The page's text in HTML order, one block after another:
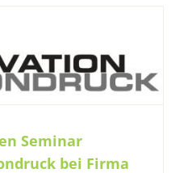
Seminar
bei Firma